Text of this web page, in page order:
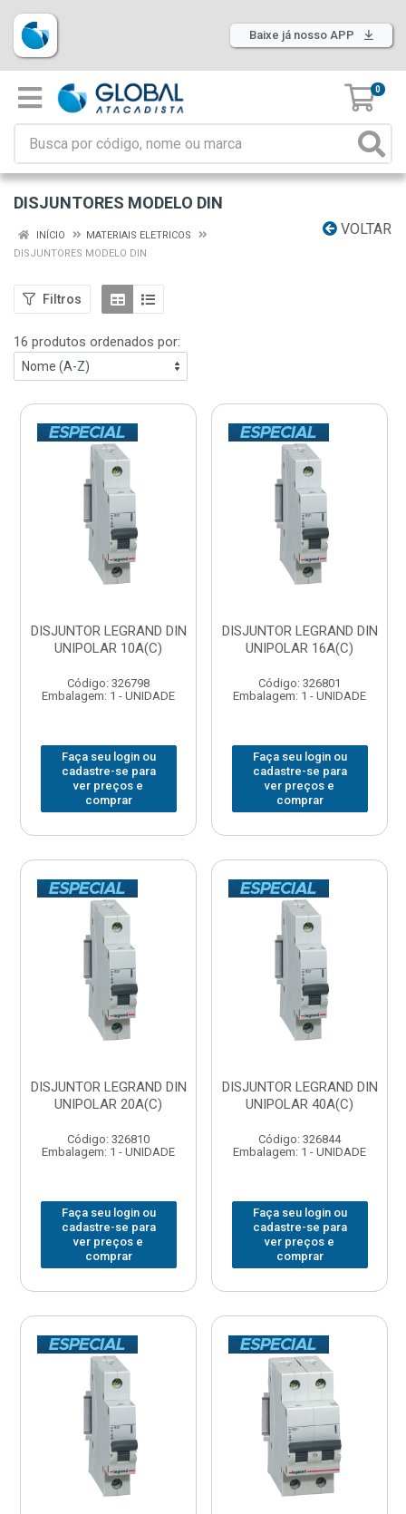
Baixe já nosso APP
0
DISJUNTORES MODELO DIN
VOLTAR
INÍCIO
MATERIAIS ELETRICOS
DISJUNTORES MODELO DIN
Filtros
16 produtos ordenados por:
DISJUNTOR LEGRAND DIN
UNIPOLAR 10A(C)
Código: 326798
Embalagem: 1 - UNIDADE
Faça seu login ou
cadastre-se para
ver preços e
comprar
DISJUNTOR LEGRAND DIN
UNIPOLAR 16A(C)
Código: 326801
Embalagem: 1 - UNIDADE
Faça seu login ou
cadastre-se para
ver preços e
comprar
DISJUNTOR LEGRAND DIN
UNIPOLAR 20A(C)
Código: 326810
Embalagem: 1 - UNIDADE
Faça seu login ou
cadastre-se para
ver preços e
comprar
DISJUNTOR LEGRAND DIN
UNIPOLAR 40A(C)
Código: 326844
Embalagem: 1 - UNIDADE
Faça seu login ou
cadastre-se para
ver preços e
comprar